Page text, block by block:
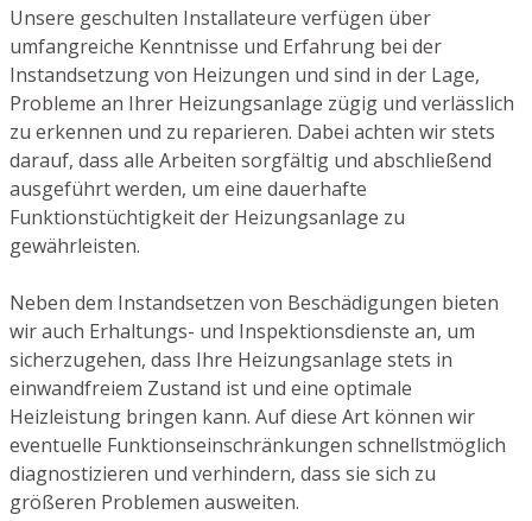
Unsere geschulten Installateure verfügen über
umfangreiche Kenntnisse und Erfahrung bei der
Instandsetzung von Heizungen und sind in der Lage,
Probleme an Ihrer Heizungsanlage zügig und verlässlich
zu erkennen und zu reparieren. Dabei achten wir stets
darauf, dass alle Arbeiten sorgfältig und abschließend
ausgeführt werden, um eine dauerhafte
Funktionstüchtigkeit der Heizungsanlage zu
gewährleisten.
Neben dem Instandsetzen von Beschädigungen bieten
wir auch Erhaltungs- und Inspektionsdienste an, um
sicherzugehen, dass Ihre Heizungsanlage stets in
einwandfreiem Zustand ist und eine optimale
Heizleistung bringen kann. Auf diese Art können wir
eventuelle Funktionseinschränkungen schnellstmöglich
diagnostizieren und verhindern, dass sie sich zu
größeren Problemen ausweiten.